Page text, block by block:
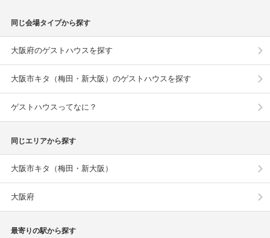
同じ会場タイプから探す
大阪府のゲストハウスを探す
大阪市キタ（梅田・新大阪）のゲストハウスを探す
ゲストハウスってなに？
同じエリアから探す
大阪市キタ（梅田・新大阪）
大阪府
最寄りの駅から探す